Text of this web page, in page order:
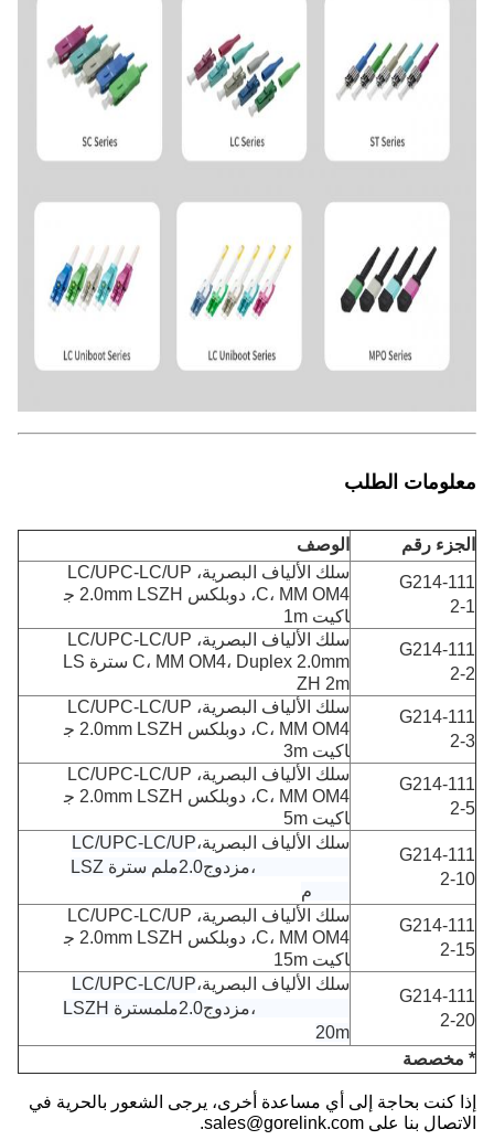
معلومات الطلب
الجزء رقم
الوصف
G214-111
2-1
سلك الألياف البصرية، LC/UPC-LC/UP
C، MM OM4، دوبلكس 2.0mm LSZH ج
اكيت 1m
G214-111
2-2
سلك الألياف البصرية، LC/UPC-LC/UP
C، MM OM4، Duplex 2.0mm سترة LS
ZH 2m
G214-111
2-3
سلك الألياف البصرية، LC/UPC-LC/UP
C، MM OM4، دوبلكس 2.0mm LSZH ج
اكيت 3m
G214-111
2-5
سلك الألياف البصرية، LC/UPC-LC/UP
C، MM OM4، دوبلكس 2.0mm LSZH ج
اكيت 5m
G214-111
2-10
سلك الألياف البصرية،LC/UPC-LC/UP
مزدوج
2.0ملم سترة LSZ
G214-111
2-15
سلك الألياف البصرية، LC/UPC-LC/UP
C، MM OM4، دوبلكس 2.0mm LSZH ج
اكيت 15m
G214-111
2-20
سلك الألياف البصرية،LC/UPC-LC/UP
مزدوج2.0ملم
سترة LSZH
20m
* مخصصة
إذا كنت بحاجة إلى أي مساعدة أخرى، يرجى الشعور بالحرية في
الاتصال بنا على sales@gorelink.com.